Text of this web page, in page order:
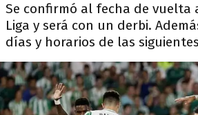
Se confirmó al fecha de vuelta
Liga y será con un derbi.
días y horarios de las